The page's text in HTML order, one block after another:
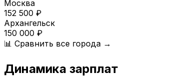
Москва
152 500 ₽
Архангельск
150 000 ₽
📊 Сравнить все города →
Динамика зарплат